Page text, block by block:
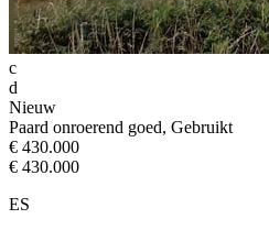
c
d
Nieuw
Paard onroerend goed, Gebruikt
€ 430.000
€ 430.000
ES